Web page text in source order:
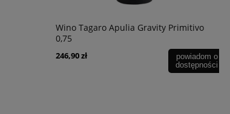
Wino Tagaro Apulia Gravity Primitivo
0,75
246,90 zł
powiadom o
dostępności